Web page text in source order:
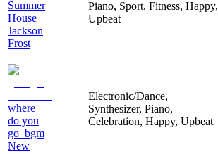
Summer
House
Jackson
Frost
Piano, Sport, Fitness, Happy,
Upbeat
where
do you
go_bgm
New
Electronic/Dance,
Synthesizer, Piano,
Celebration, Happy, Upbeat